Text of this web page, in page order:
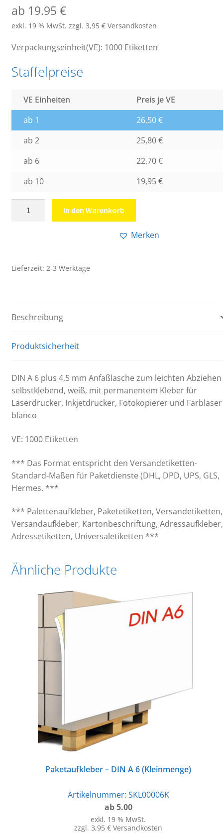
ab 19.95 €
exkl. 19 % MwSt. zzgl. 3,95 € Versandkosten
Verpackungseinheit(VE): 1000 Etiketten
Staffelpreise
VE Einheiten
Preis je VE
ab 1
26,50€
ab 2
25,80€
ab 6
22,70€
ab 10
19,95€
6
In den Warenkorb
Merken
Lieferzeit: 2-3 Werktage
Beschreibung
Produktsicherheit
DIN A 6 plus 4,5 mm Anfaßlasche zum leichten Abziehen
selbstklebend, weiß, mit permanentem Kleber für
Laserdrucker, Inkjetdrucker, Fotokopierer und Farblaser
blanco
VE: 1000 Etiketten
*** Das Format entspricht den Versandetiketten-
Standard-Maßen für Paketdienste (DHL, DPD, UPS, GLS,
Hermes. ***
*** Palettenaufkleber, Paketetiketten, Versandetiketten,
Versandaufkleber, Kartonbeschriftung, Adressaufkleber,
Adressetiketten, Universaletiketten ***
Ähnliche Produkte
Paketaufkleber – DIN A 6 (Kleinmenge)
Artikelnummer: SKL00006K
ab 5.00
exkl. 19 % MwSt.
zzgl. 3,95 € Versandkosten